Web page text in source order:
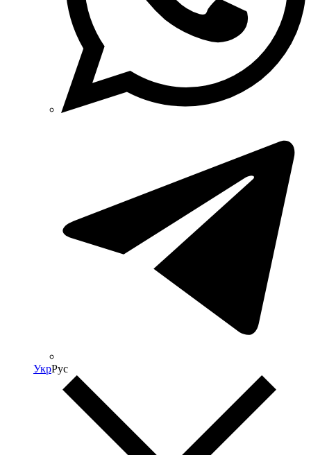
УкрРус